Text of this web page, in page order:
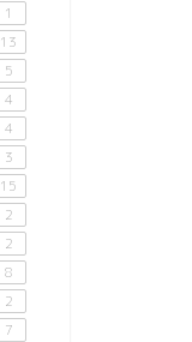
1
13
5
4
4
3
15
2
2
8
2
7